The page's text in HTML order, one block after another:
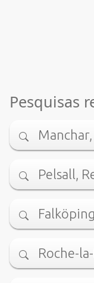
Pesquisas
Pelsall,
Roche-